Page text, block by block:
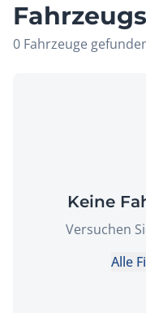
0 Fahrzeuge
Keine
Versuchen
Alle